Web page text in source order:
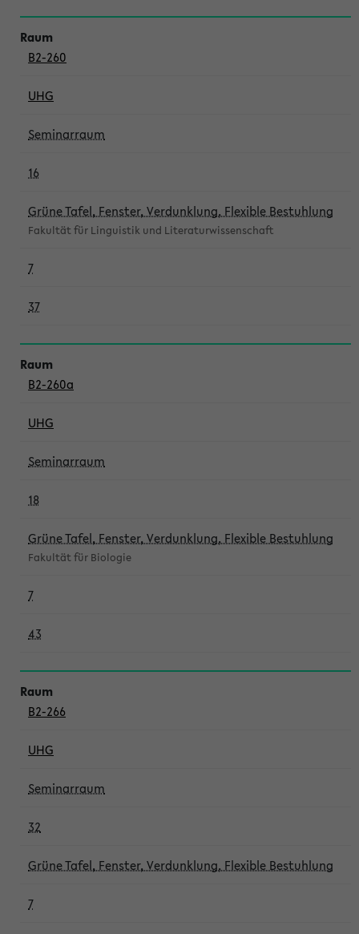
B2-260
UHG
Seminarraum
16
Grüne Tafel, Fenster, Verdunklung, Flexible Bestuhlung
Fakultät für Linguistik und Literaturwissenschaft
7
37
B2-260a
UHG
Seminarraum
18
Grüne Tafel, Fenster, Verdunklung, Flexible Bestuhlung
Fakultät für Biologie
7
43
B2-266
UHG
Seminarraum
32
Grüne Tafel, Fenster, Verdunklung, Flexible Bestuhlung
7